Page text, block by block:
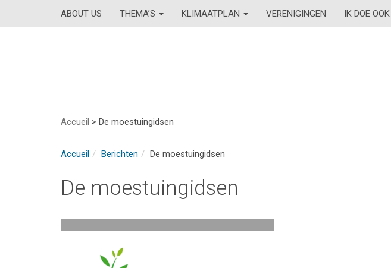
ABOUT US THEMA’S KLIMAATPLAN VERENIGINGEN IK DOE
Accueil > De moestuingidsen
Accueil Berichten De moestuingidsen
De moestuingidsen